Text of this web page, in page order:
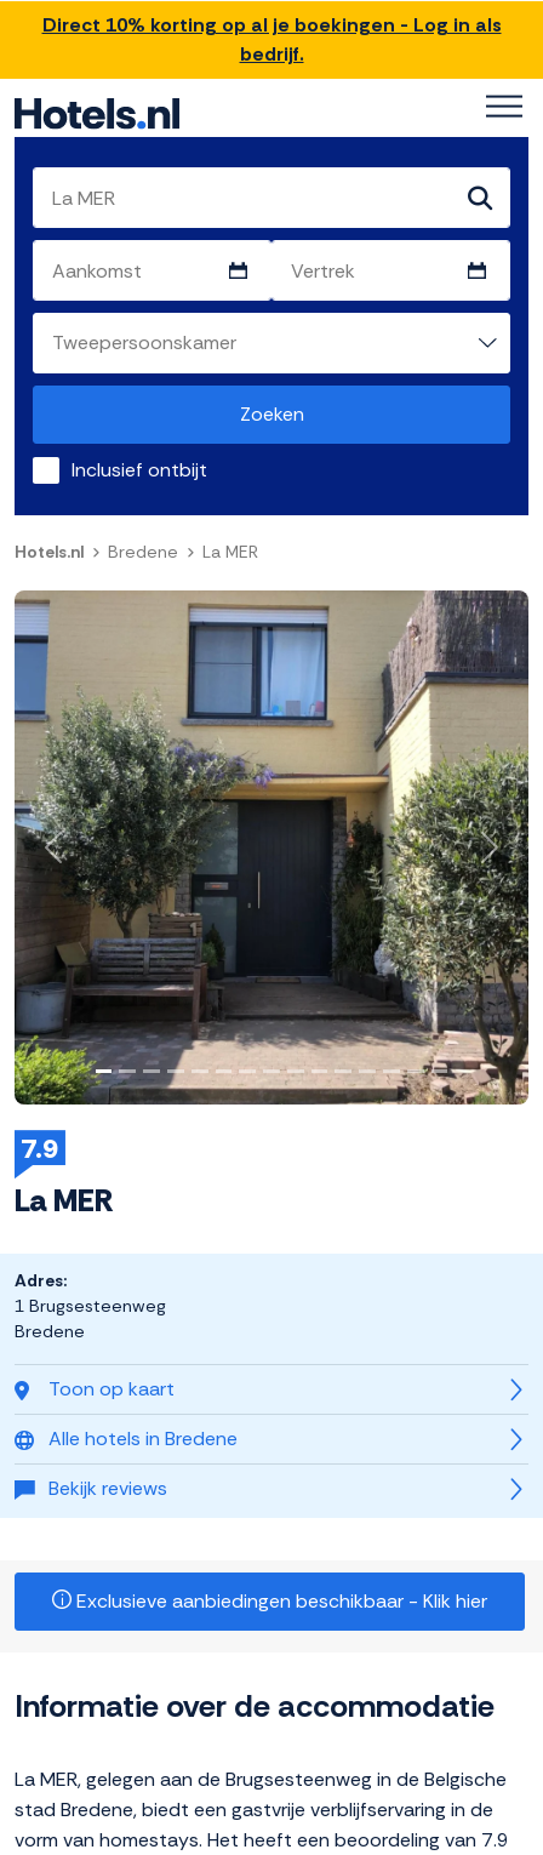
Direct 10% korting op al je boekingen - Log in als
bedrijf.
Zoeken
Inclusief ontbijt
Hotels.nl Bredene La MER
7.9
La MER
Toon op kaart
Alle hotels in Bredene
Bekijk reviews
Adres:
1 Brugsesteenweg
Bredene
Exclusieve aanbiedingen beschikbaar - Klik hier
Informatie over de accommodatie
La MER, gelegen aan de Brugsesteenweg in de Belgische
stad Bredene, biedt een gastvrije verblijfservaring in de
vorm van homestays. Het heeft een beoordeling van 7.9